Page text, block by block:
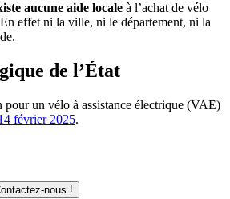
aucune aide locale à l’achat de vélo
effet ni la ville, ni le département, ni la
de l’État
un vélo à assistance électrique (VAE)
février 2025.
nous !